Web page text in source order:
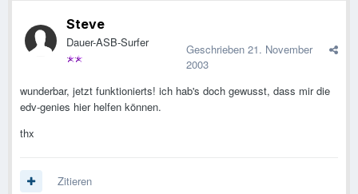
Steve
Dauer-ASB-Surfer Geschrieben 21. November
2003
wunderbar, jetzt funktionierts! ich hab's doch gewusst, dass mir die
edv-genies hier helfen können.
thx
Zitieren